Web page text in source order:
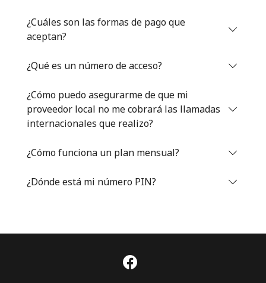
Iniciar Sesión
¿Cuáles son las formas de pago que
aceptan?
¿Qué es un número de acceso?
¿Cómo puedo asegurarme de que mi
proveedor local no me cobrará las llamadas
internacionales que realizo?
¿Cómo funciona un plan mensual?
¿Dónde está mi número PIN?